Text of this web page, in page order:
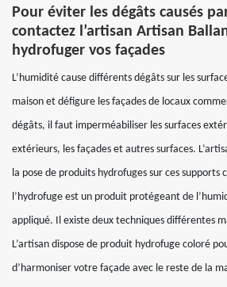
Pour éviter les dégâts causés
contactez l’artisan Artisan
hydrofuger vos façades
L’humidité cause différents dégâts sur les
maison et défigure les façades de locaux
dégâts, il faut imperméabiliser les surfaces
extérieurs, les façades et autres surfaces.
la pose de produits hydrofuges sur ces supports
l’hydrofuge est un produit protégeant de
appliqué. Il existe deux techniques différentes
L’artisan dispose de produit hydrofuge coloré
d’harmoniser votre façade avec le reste de la